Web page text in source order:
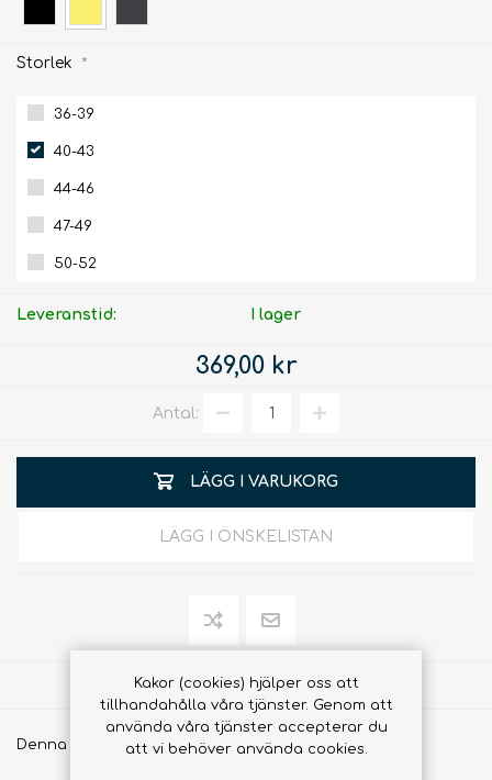
Storlek *
36-39
40-43
44-46
47-49
50-52
Leveranstid: I lager
369,00 kr
Antal:
LÄGG I VARUKORG
LÄGG I ÖNSKELISTAN
Dela
Denna gaiter/överdrag är gjord för cyklister.
Kakor (cookies) hjälper oss att
tillhandahålla våra tjänster. Genom att
använda våra tjänster accepterar du
att vi behöver använda cookies.